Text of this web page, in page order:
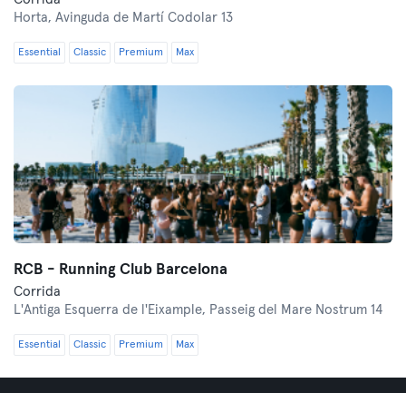
Horta, Avinguda de Martí Codolar 13
Essential Classic Premium Max
RCB - Running Club Barcelona
Corrida
L'Antiga Esquerra de l'Eixample, Passeig del Mare Nostrum 14
Essential Classic Premium Max